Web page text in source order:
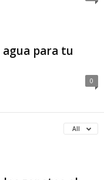
para tu
0
All